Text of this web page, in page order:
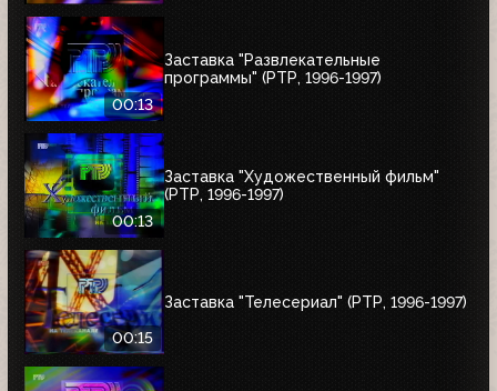
00:13
Заставка "Развлекательные
программы" (РТР, 1996-1997)
00:13
Заставка "Художественный фильм"
(РТР, 1996-1997)
00:15
Заставка "Телесериал" (РТР, 1996-1997)